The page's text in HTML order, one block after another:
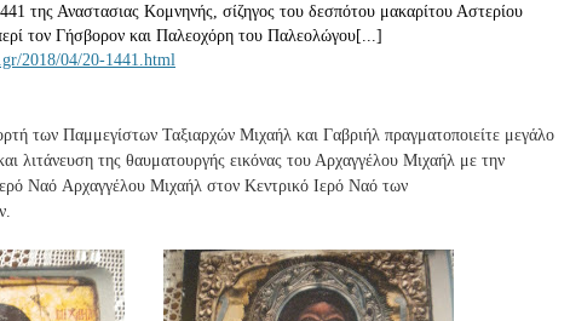
της Αναστασιας Κομνηνής, σίζηγος του δεσπότου μακαρίτου Αστερίου
2018/04/20-1441.html
των Παμμεγίστων Ταξιαρχών Μιχαήλ και Γαβριήλ πραγματοποιείτε μεγάλο
λιτάνευση της θαυματουργής εικόνας του Αρχαγγέλου Μιχαήλ με την
Ναό Αρχαγγέλου Μιχαήλ στον Κεντρικό Ιερό Ναό των